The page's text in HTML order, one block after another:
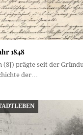
1848
(SJ) prägte seit der
der…